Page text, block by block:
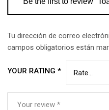
Tu dirección de correo
campos obligatorios están
YOUR RATING *
Your review *